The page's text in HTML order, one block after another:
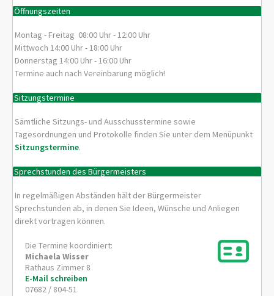
Öffnungszeiten
Montag - Freitag 08:00 Uhr - 12:00 Uhr
Mittwoch 14:00 Uhr - 18:00 Uhr
Donnerstag 14:00 Uhr - 16:00 Uhr
Termine auch nach Vereinbarung möglich!
Sitzungstermine
Sämtliche Sitzungs- und Ausschusstermine sowie
Tagesordnungen und Protokolle finden Sie unter dem Menüpunkt
Sitzungstermine.
Sprechstunden des Bürgermeisters
In regelmäßigen Abständen hält der Bürgermeister
Sprechstunden ab, in denen Sie Ideen, Wünsche und Anliegen
direkt vortragen können.
Die Termine koordiniert:
Michaela Wisser
Rathaus Zimmer 8
E-Mail schreiben
07682 / 804-51